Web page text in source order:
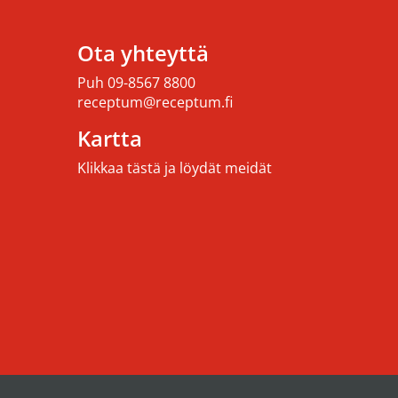
Ota yhteyttä
Puh 09-8567 8800
receptum@receptum.fi
Kartta
Klikkaa tästä ja löydät meidät